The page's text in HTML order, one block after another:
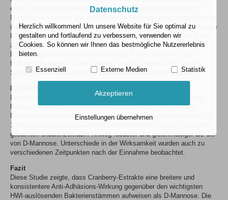
eines Cranberry-Extrakts (36 mg Proanthocyanidine) oder von D-
Mannose untersucht. Die antibakterielle Wirkung wurde sowohl in vitro
(zellkulturbasiert im Reagenzglas) als auch ex vivo (an entnommenem
Körpergewebe) getestet. Dabei lag der Fokus auf der Hemmung von
zwei Typen von uropathogenen Escherichia coli (E. coli), die für die
Entstehung von HWI entscheidend sind: P-fimbrierte und Typ-1-
fimbrierte Bakterien. Zudem wurden isolierte Inhaltsstoffe beider
Substanzen hinsichtlich ihres Einflusses auf die AAA untersucht.
Der Cranberry-Extrakt zeigte sowohl in vitro als auch ex vivo eine
hemmende Wirkung gegen beide untersuchten E. coli-Typen. D-
Mannose hingegen verhinderte ausschließlich die Anhaftung von Typ-
1-fimbrierten Bakterien. Zudem war die AAA von Cranberry über den
gesamten Studienzeitraum hinweg robuster und gleichmäßiger als die
von D-Mannose. Unterschiede in der Wirksamkeit wurden auch zu
verschiedenen Zeitpunkten nach der Einnahme beobachtet.
Fazit
Diese Studie zeigte, dass Cranberry-Extrakte eine breitere und
konsistentere Anti-Adhäsions-Wirkung gegenüber den wichtigsten
HWI-auslösenden Bakterienstämmen aufweisen als D-Mannose. Die
Datenschutz
Herzlich willkommen! Um unsere Website für Sie optimal zu
gestalten und fortlaufend zu verbessern, verwenden wir
Cookies. So können wir Ihnen das bestmögliche Nutzererlebnis
bieten.
Essenziell Externe Medien Statistik
Akzeptieren
Einstellungen übernehmen